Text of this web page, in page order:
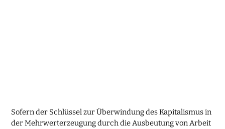
Sofern der Schlüssel zur Überwindung des Kapitalismus in
der Mehrwerterzeugung durch die Ausbeutung von Arbeit